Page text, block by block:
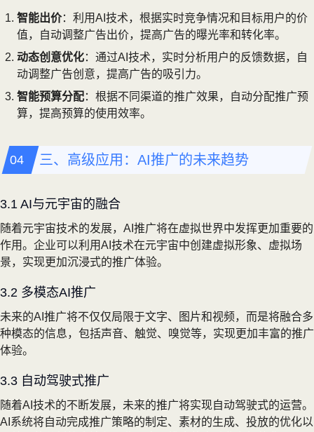
智能出价：利用AI技术，根据实时竞争情况和目标用户的价
值，自动调整广告出价，提高广告的曝光率和转化率。
动态创意优化：通过AI技术，实时分析用户的反馈数据，自
动调整广告创意，提高广告的吸引力。
智能预算分配：根据不同渠道的推广效果，自动分配推广预
算，提高预算的使用效率。
三、高级应用：AI推广的未来趋势
3.1 AI与元宇宙的融合
随着元宇宙技术的发展，AI推广将在虚拟世界中发挥更加重要的
作用。企业可以利用AI技术在元宇宙中创建虚拟形象、虚拟场
景，实现更加沉浸式的推广体验。
3.2 多模态AI推广
未来的AI推广将不仅仅局限于文字、图片和视频，而是将融合多
种模态的信息，包括声音、触觉、嗅觉等，实现更加丰富的推广
体验。
3.3 自动驾驶式推广
随着AI技术的不断发展，未来的推广将实现自动驾驶式的运营。
AI系统将自动完成推广策略的制定、素材的生成、投放的优化以